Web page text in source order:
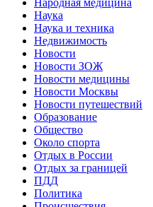
Наука
Наука и техника
Недвижимость
Новости
Новости ЗОЖ
Новости медицины
Новости Москвы
Новости путешествий
Образование
Общество
Около спорта
Отдых в России
Отдых за границей
ПДД
Политика